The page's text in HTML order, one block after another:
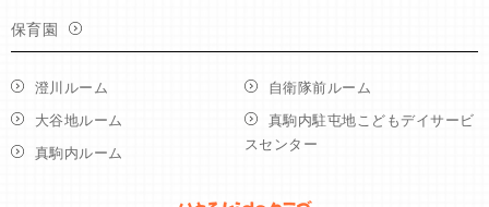
保育園
澄川ルーム
大谷地ルーム
真駒内ルーム
自衛隊前ルーム
真駒内駐屯地こどもデイサービ
スセンター